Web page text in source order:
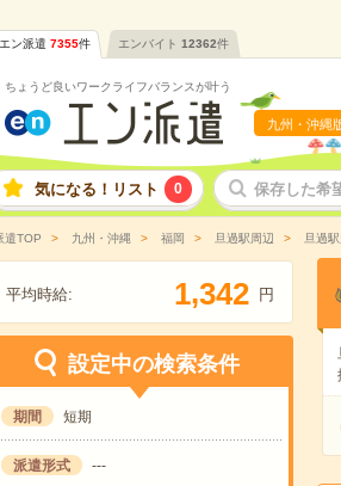
エン派遣 7355件 エンバイト 12362件
ちょうど良いワークライフバランスが叶う
九州・沖縄
気になる！リスト 0 保存した希
遣TOP 九州・沖縄 福岡 旦過駅周辺 旦過
平均時給: 1,342 円
設定中の検索条件
期間 短期
派遣形式 ---